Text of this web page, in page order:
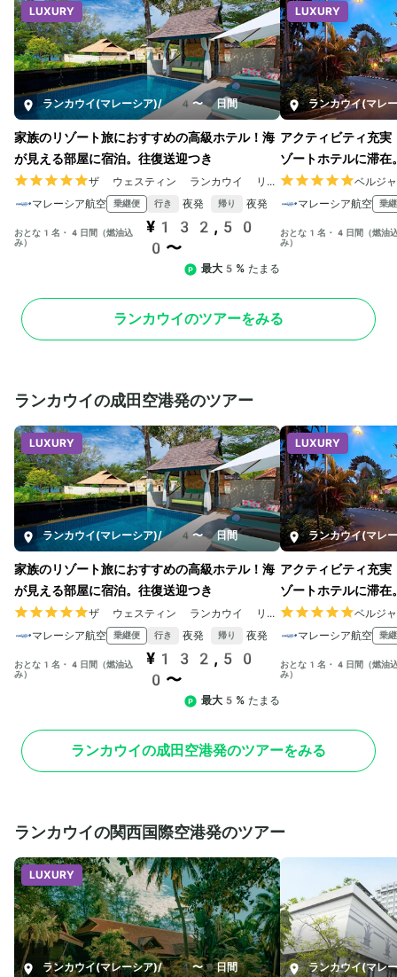
に入ったり、ワシ、コウモリ、猿などの野生の動
物に会えたりと、特別な体験ができるスポットで
す。雄大な自然が作り出す神秘的な雰囲気を体感
できます。見所たっぷりの公園なので、時間をか
けてゆっくりと楽しむのがおすすめです。
お土産や軽食などを
眺めながらグルメや
できます。ランカウ
LUXURY
ランカウイ(マレーシア)/ 4〜8日間
家族のリゾート旅におすすめの高級ホテル！海
が見える部屋に宿泊。往復送迎つき
ザ ウェスティン ランカウイ リゾート ＆ スパ
マレーシア航空
乗継便 行き 夜発 帰り 夜発
おとな1名・4日間（燃油込
み）
¥132,50
0〜
最大5% たまる
LUXURY
ランカウイ(マレ
アクティビティ充実
ゾートホテルに滞在
ベルジ
マレーシア航空
乗
おとな1名・4日間（燃油
み）
ランカウイのツアーをみる
ランカウイの成田空港発のツアー
LUXURY
ランカウイ(マレーシア)/ 4〜8日間
家族のリゾート旅におすすめの高級ホテル！海
が見える部屋に宿泊。往復送迎つき
ザ ウェスティン ランカウイ リゾート ＆ スパ
マレーシア航空
乗継便 行き 夜発 帰り 夜発
おとな1名・4日間（燃油込
み）
¥132,50
0〜
最大5% たまる
LUXURY
ランカウイ(マレ
アクティビティ充実
ゾートホテルに滞在
ベルジ
マレーシア航空
乗
おとな1名・4日間（燃油
み）
ランカウイの成田空港発のツアーをみる
ランカウイの関西国際空港発のツアー
LUXURY
ランカウイ(マレーシア)/ 4〜8日間 ランカウイ(マレ